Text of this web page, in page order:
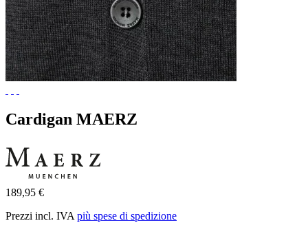
Cardigan MAERZ
189,95 €
Prezzi incl. IVA più spese di spedizione